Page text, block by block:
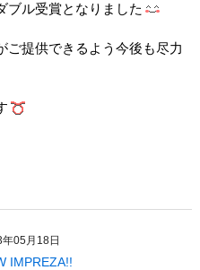
ブル受賞となりました
ご提供できるよう今後も尽力
05月18日
IMPREZA!!